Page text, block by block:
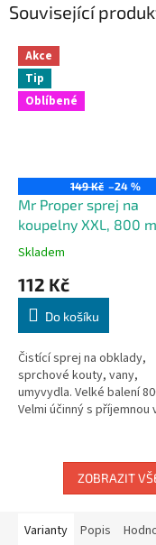
Související
Akce
Tip
Oblíbené
149 Kč –24 %
Mr Proper sprej na
koupelny XXL, 800
Skladem
112 Kč
Do košíku
Čistící sprej na obklady,
sprchové kouty, vany,
umyvydla. Velké balení
Velmi účinný s příjemnou
ZOBRAZIT
Varianty Popis